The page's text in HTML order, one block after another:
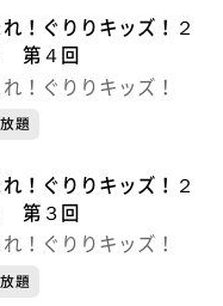
！ぐりりキッズ！２
第４回
！ぐりりキッズ！
題
！ぐりりキッズ！２
第３回
！ぐりりキッズ！
題